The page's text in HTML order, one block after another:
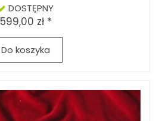
DOSTĘPNY
599,00 zł *
Do koszyka